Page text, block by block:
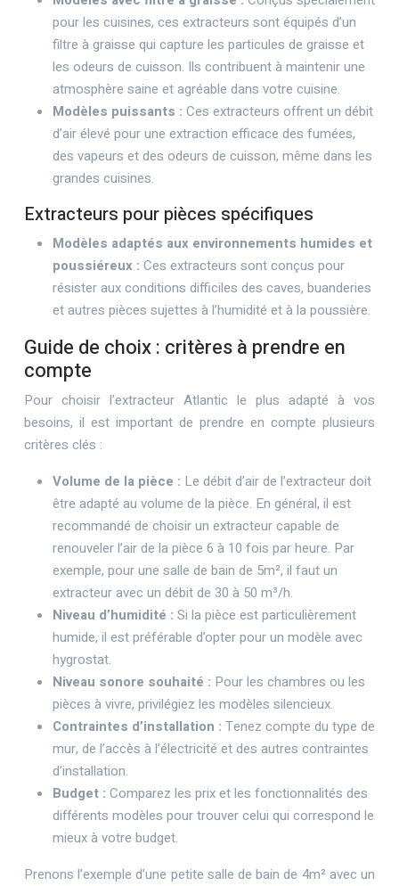
pour les cuisines, ces extracteurs sont équipés d’un
filtre à graisse qui capture les particules de graisse et
les odeurs de cuisson. Ils contribuent à maintenir une
atmosphère saine et agréable dans votre cuisine.
Modèles puissants : Ces extracteurs offrent un débit
d’air élevé pour une extraction efficace des fumées,
des vapeurs et des odeurs de cuisson, même dans les
grandes cuisines.
Extracteurs pour pièces spécifiques
Modèles adaptés aux environnements humides et
poussiéreux : Ces extracteurs sont conçus pour
résister aux conditions difficiles des caves, buanderies
et autres pièces sujettes à l’humidité et à la poussière.
Guide de choix : critères à prendre en
compte
Pour choisir l’extracteur Atlantic le plus adapté à vos
besoins, il est important de prendre en compte plusieurs
critères clés :
Volume de la pièce : Le débit d’air de l’extracteur doit
être adapté au volume de la pièce. En général, il est
recommandé de choisir un extracteur capable de
renouveler l’air de la pièce 6 à 10 fois par heure. Par
exemple, pour une salle de bain de 5m², il faut un
extracteur avec un débit de 30 à 50 m³/h.
Niveau d’humidité : Si la pièce est particulièrement
humide, il est préférable d’opter pour un modèle avec
hygrostat.
Niveau sonore souhaité : Pour les chambres ou les
pièces à vivre, privilégiez les modèles silencieux.
Contraintes d’installation : Tenez compte du type de
mur, de l’accès à l’électricité et des autres contraintes
d’installation.
Budget : Comparez les prix et les fonctionnalités des
différents modèles pour trouver celui qui correspond le
mieux à votre budget.
Prenons l’exemple d’une petite salle de bain de 4m² avec un